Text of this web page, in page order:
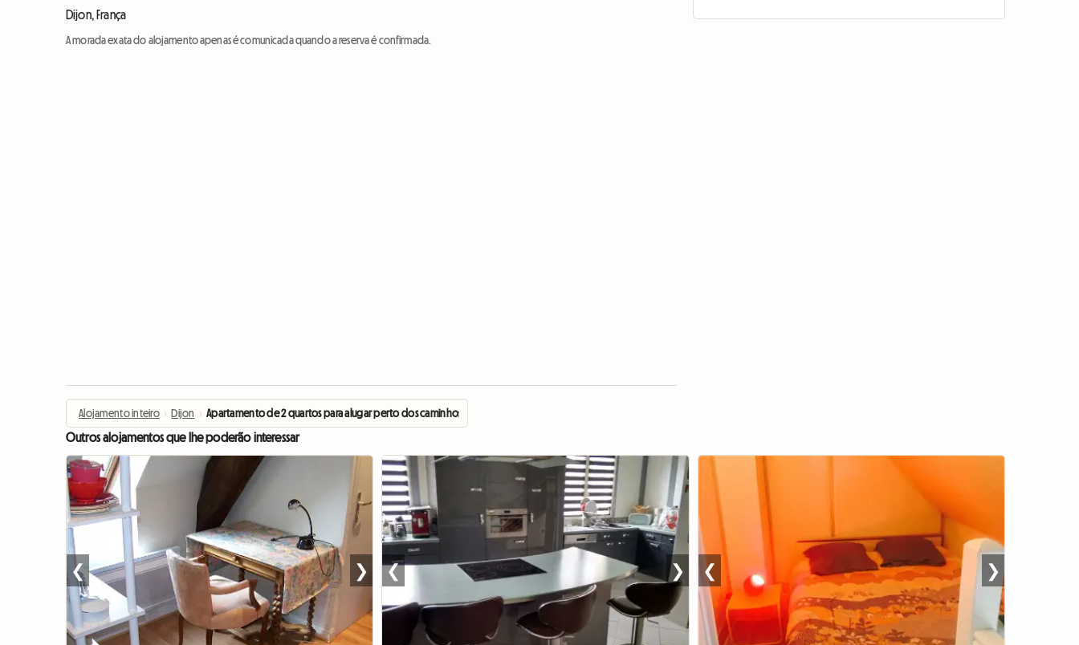
Dijon, França
A morada exata do alojamento apenas é comunicada quando a reserva é confirmada.
Alojamento inteiro › Dijon › Apartamento de 2 quartos para alugar perto dos caminhos do parque
Outros alojamentos que lhe poderão interessar
❮ ❯ ❮ ❯ ❮ ❯